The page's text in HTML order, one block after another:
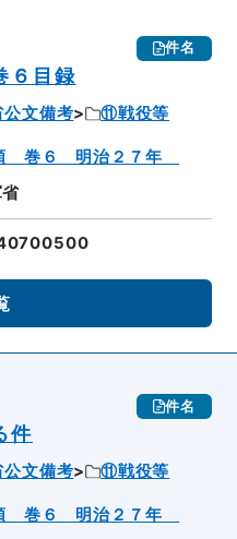
件名
６目録
公文備考
⑪戦役等
巻６ 明治２７年
件名
件
公文備考
⑪戦役等
巻６ 明治２７年